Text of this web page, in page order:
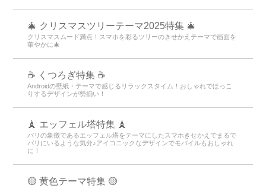
🎄 クリスマスツリーテーマ2025特集 🎄
クリスマスムード満点！スマホを彩るツリーのきせかえテーマで画面を
華やかに🎄
☕ くつろぎ特集 ☕
Androidの壁紙・テーマで感じるリラックスタイム！おしゃれでほっこ
りするデザインが勢揃い！
🗼 エッフェル塔特集 🗼
パリの象徴であるエッフェル塔をテーマにしたスマホきせかえでまるで
パリにいるような気分♪アイコニックなデザインでモバイルもおしゃれ
に！
🟡 黄色テーマ特集 🟡